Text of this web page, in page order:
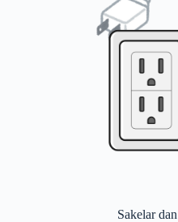
Sakelar